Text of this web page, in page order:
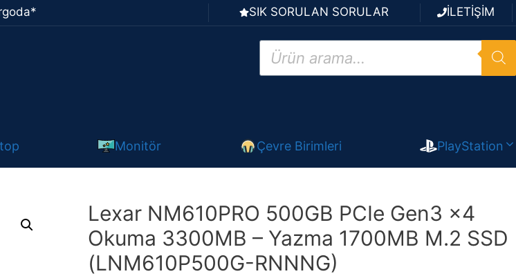
SIK SORULAN SORULAR İLETİŞİM
Products
search
Monitör Çevre Birimleri PlayStation
Lexar NM610PRO 500GB PCIe Gen3 x4
Okuma 3300MB – Yazma 1700MB M.2 SSD
(LNM610P500G-RNNNG)